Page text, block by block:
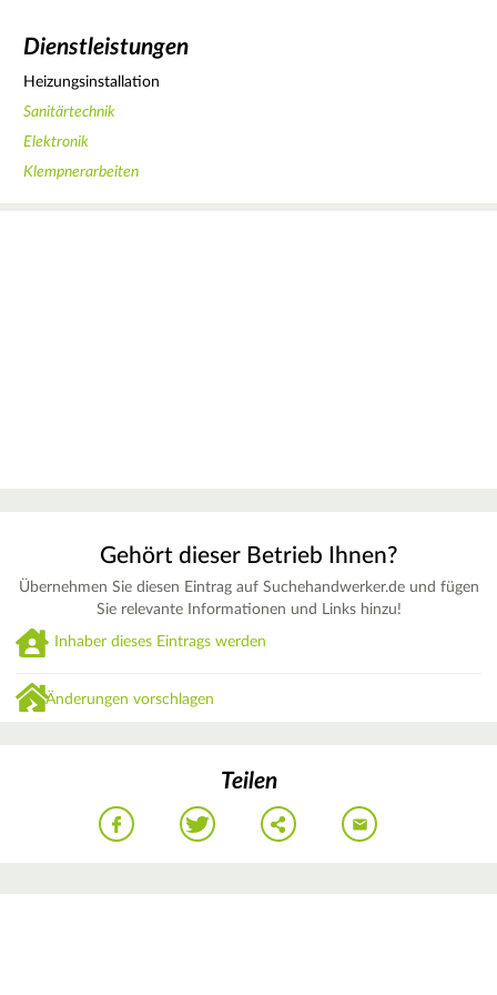
Dienstleistungen
Heizungsinstallation
Sanitärtechnik
Elektronik
Klempnerarbeiten
Gehört dieser Betrieb Ihnen?
Übernehmen Sie diesen Eintrag auf Suchehandwerker.de und fügen
Sie relevante Informationen und Links hinzu!
Inhaber dieses Eintrags werden
Änderungen vorschlagen
Teilen